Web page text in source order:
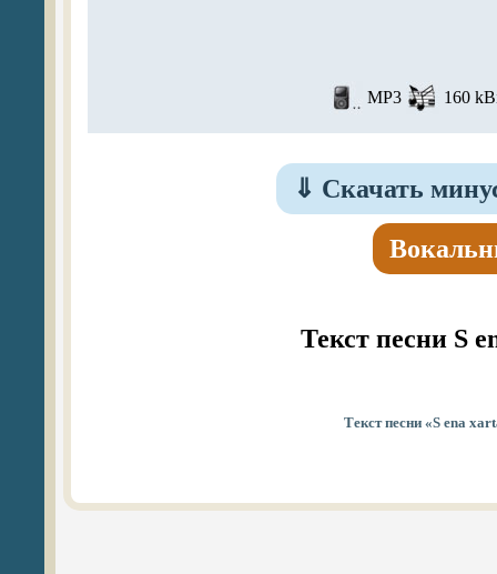
MP3 160
⇓ Скачать
Текст песни S
Текст песни «S ena